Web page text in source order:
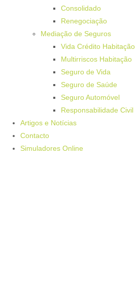
Consolidado
Renegociação
Mediação de Seguros
Vida Crédito Habitação
Multirriscos Habitação
Seguro de Vida
Seguro de Saúde
Seguro Automóvel
Responsabilidade Civil
Artigos e Notícias
Contacto
Simuladores Online